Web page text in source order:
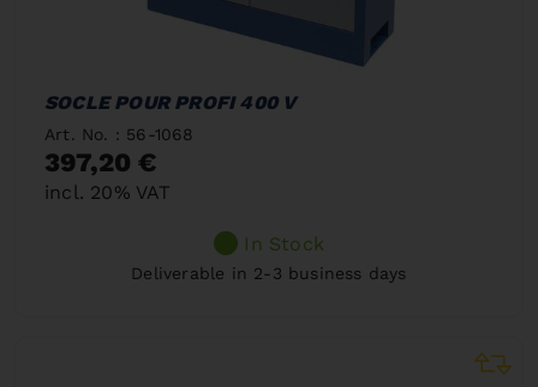
SOCLE POUR PROFI 400 V
Art. No. : 56-1068
397,20 €
incl. 20% VAT
In Stock
Deliverable in 2-3 business days